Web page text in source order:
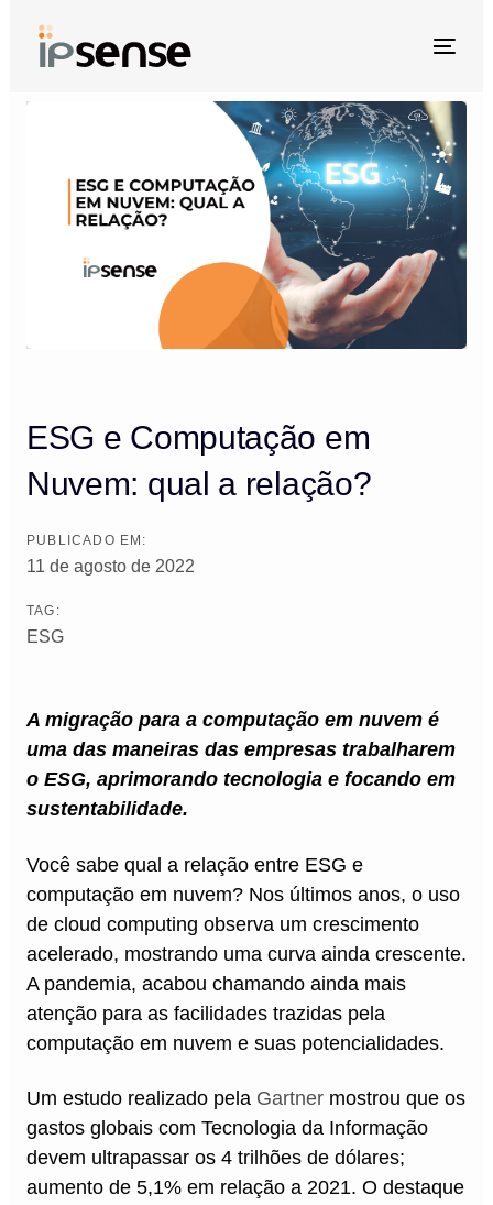
primary
navigation
ESG e Computação em
Nuvem: qual a relação?
PUBLICADO EM:
11 de agosto de 2022
TAG:
ESG
A migração para a computação em nuvem é
uma das maneiras das empresas trabalharem
o ESG, aprimorando tecnologia e focando em
sustentabilidade.
Você sabe qual a relação entre ESG e
computação em nuvem? Nos últimos anos, o uso
de cloud computing observa um crescimento
acelerado, mostrando uma curva ainda crescente.
A pandemia, acabou chamando ainda mais
atenção para as facilidades trazidas pela
computação em nuvem e suas potencialidades.
Um estudo realizado pela Gartnermostrou que os
gastos globais com Tecnologia da Informação
devem ultrapassar os 4 trilhões de dólares;
aumento de 5,1% em relação a 2021. O destaque